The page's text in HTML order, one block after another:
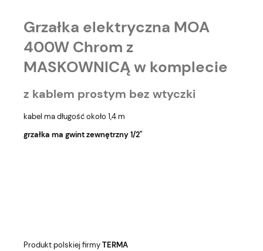
Grzałka elektryczna MOA
400W Chrom z
MASKOWNICĄ w komplecie
z kablem prostym bez wtyczki
kabel ma długość około 1,4 m
grzałka ma gwint zewnętrzny 1/2"
Produkt polskiej firmyTERMA